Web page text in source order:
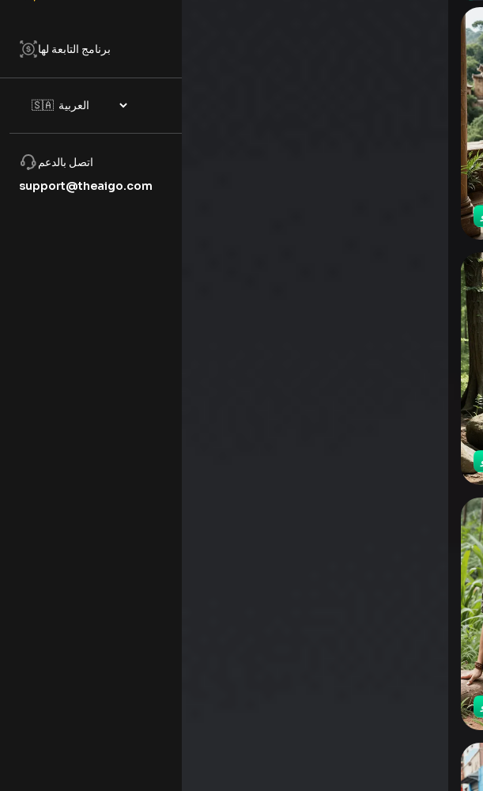
برنامج التابعة لها
اتصل بالدعم
support@theaigo.com